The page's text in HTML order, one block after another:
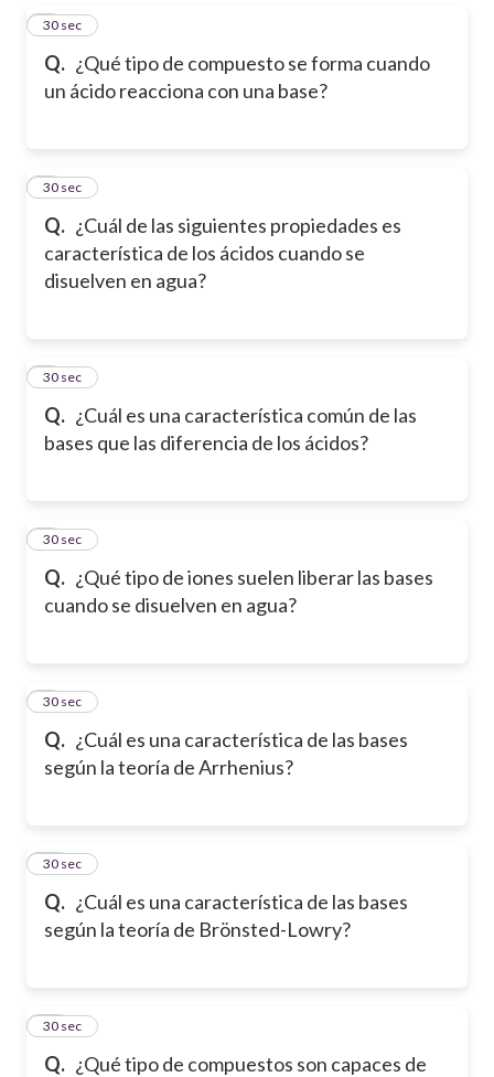
Q. ¿Qué tipo de compuesto se forma cuando
un ácido reacciona con una base?
5
30 sec
Q. ¿Cuál de las siguientes propiedades es
característica de los ácidos cuando se
disuelven en agua?
6
30 sec
Q. ¿Cuál es una característica común de las
bases que las diferencia de los ácidos?
7
30 sec
Q. ¿Qué tipo de iones suelen liberar las bases
cuando se disuelven en agua?
8
30 sec
Q. ¿Cuál es una característica de las bases
según la teoría de Arrhenius?
9
30 sec
Q. ¿Cuál es una característica de las bases
según la teoría de Brönsted-Lowry?
10
30 sec
Q. ¿Qué tipo de compuestos son capaces de
11
30 sec